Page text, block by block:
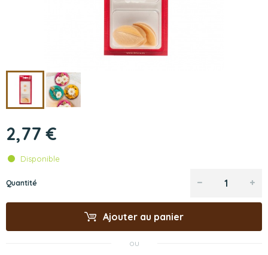
2,77 €
Disponible
Quantité
Ajouter au panier
ou